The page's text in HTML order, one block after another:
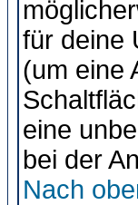
für deine
(um eine
eine
bei der
Nach